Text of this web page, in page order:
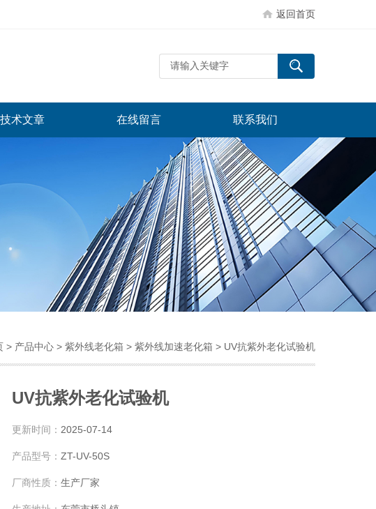
返回首页
技术文章 在线留言 联系我们
> 产品中心 > 紫外线老化箱 > 紫外线加速老化箱 > UV抗紫外老化试验机
UV抗紫外老化试验机
更新时间： 2025-07-14
产品型号： ZT-UV-50S
厂商性质： 生产厂家